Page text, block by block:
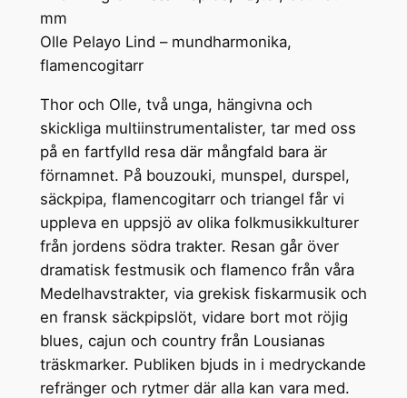
mm
Olle Pelayo Lind – mundharmonika,
flamencogitarr
Thor och Olle, två unga, hängivna och
skickliga multiinstrumentalister, tar med oss
på en fartfylld resa där mångfald bara är
förnamnet. På bouzouki, munspel, durspel,
säckpipa, flamencogitarr och triangel får vi
uppleva en uppsjö av olika folkmusikkulturer
från jordens södra trakter. Resan går över
dramatisk festmusik och flamenco från våra
Medelhavstrakter, via grekisk fiskarmusik och
en fransk säckpipslöt, vidare bort mot röjig
blues, cajun och country från Lousianas
träskmarker. Publiken bjuds in i medryckande
refränger och rytmer där alla kan vara med.